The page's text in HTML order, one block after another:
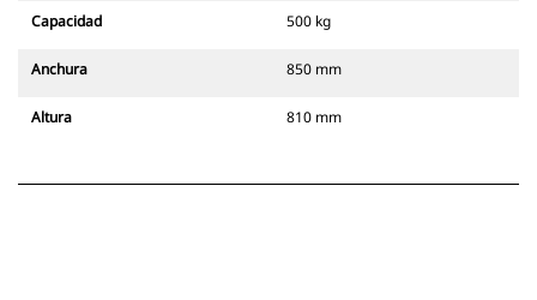
Capacidad 500 kg
Anchura 850 mm
Altura 810 mm